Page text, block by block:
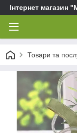
Інтернет магазин
Товари та